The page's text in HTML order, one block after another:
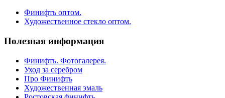
Финифть оптом.
Художественное стекло оптом.
Полезная информация
Финифть. Фотогалерея.
Уход за серебром
Про Финифть
Художественная эмаль